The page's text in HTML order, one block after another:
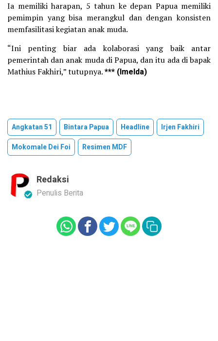
Ia memiliki harapan, 5 tahun ke depan Papua memiliki
pemimpin yang bisa merangkul dan dengan konsisten
memfasilitasi kegiatan anak muda.
“Ini penting biar ada kolaborasi yang baik antar
pemerintah dan anak muda di Papua, dan itu ada di bapak
Mathius Fakhiri,” tutupnya.*** (Imelda)
Angkatan 51 Bintara Papua Headline
Irjen Fakhiri
Mokomale Dei Foi
Resimen MDF
Redaksi
Penulis Berita